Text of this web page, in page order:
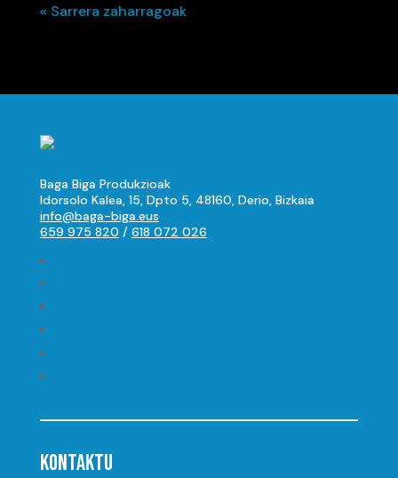
« Sarrera zaharragoak
Baga Biga Produkzioak
Idorsolo Kalea, 15, Dpto 5, 48160, Derio, Bizkaia
info@baga-biga.eus
659 975 820 / 618 072 026
KONTAKTU